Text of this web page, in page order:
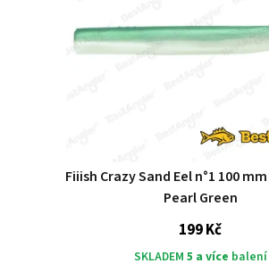
Fiiish Crazy Sand Eel n°1 100
Pearl Green
199 Kč
SKLADEM 5 a více balení